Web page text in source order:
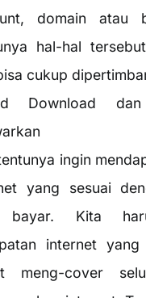
domain atau
hal-hal
cukup
Download
ingin
yang sesuai
Kita
internet
meng-cover